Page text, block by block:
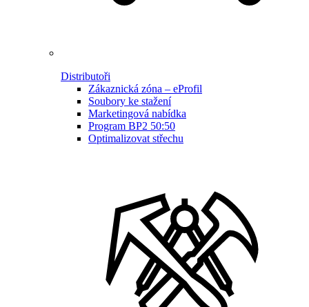
Distributoři
Zákaznická zóna – eProfil
Soubory ke stažení
Marketingová nabídka
Program BP2 50:50
Optimalizovat střechu